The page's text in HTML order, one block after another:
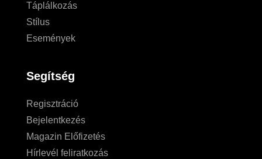
Táplálkozás
Stílus
Események
Segítség
Regisztráció
Bejelentkezés
Magazin Előfizetés
Hírlevél feliratkozás